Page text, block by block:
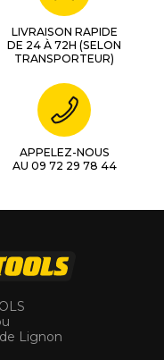
LIVRAISON RAPIDE
DE 24 À 72H (SELON
TRANSPORTEUR)
APPELEZ-NOUS
AU 09 72 29 78 44
Lignon